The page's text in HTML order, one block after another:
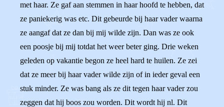
met haar. Ze gaf aan stemmen in haar hoofd te hebben, dat
ze paniekerig was etc. Dit gebeurde bij haar vader waarna
ze aangaf dat ze dan bij mij wilde zijn. Dan was ze ook
een poosje bij mij totdat het weer beter ging. Drie weken
geleden op vakantie begon ze heel hard te huilen. Ze zei
dat ze meer bij haar vader wilde zijn of in ieder geval een
stuk minder. Ze was bang als ze dit tegen haar vader zou
zeggen dat hij boos zou worden. Dit wordt hij nl. Dit